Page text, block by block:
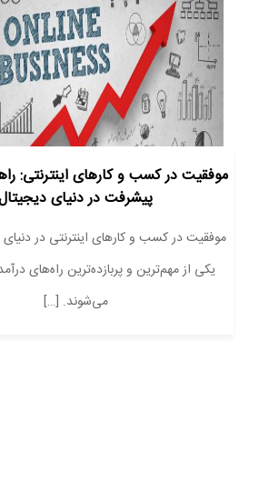
موفقیت در کسب و کارهای اینترنتی:
پیشرفت در دنیای
موفقیت در کسب و کارهای اینترنتی در دنیای
یکی از مهم‌ترین و پربازده‌ترین راه‌های
می‌شوند. […]